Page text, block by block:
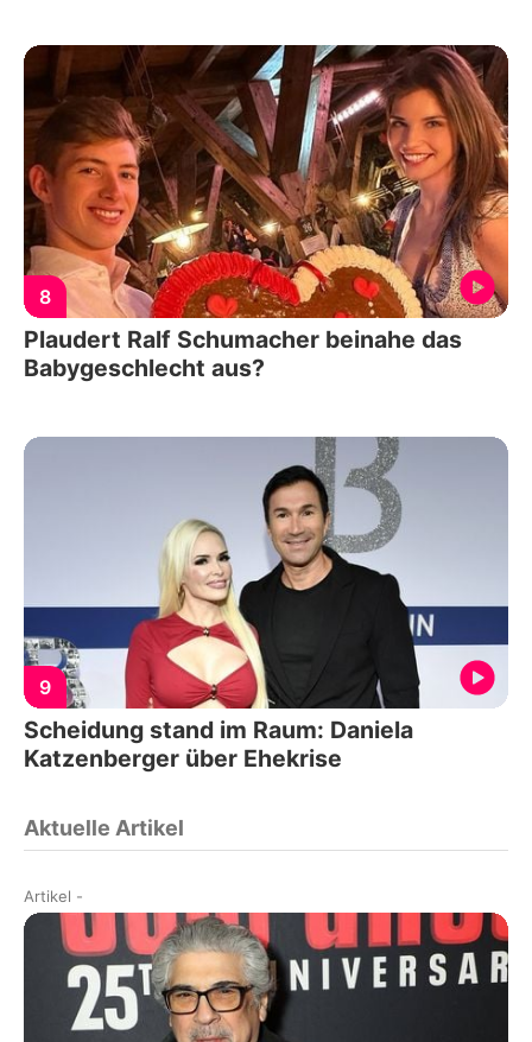
8
Plaudert Ralf Schumacher beinahe das
Babygeschlecht aus?
9
Scheidung stand im Raum: Daniela
Katzenberger über Ehekrise
Aktuelle Artikel
Artikel -